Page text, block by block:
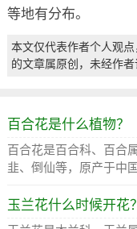
等地有分布。
本文仅代表作者个人观
的文章属原创，未经作者
百合花是什么植物？
百合花是百合科、百合
韭、倒仙等，原产于中
玉兰花什么时候开花？